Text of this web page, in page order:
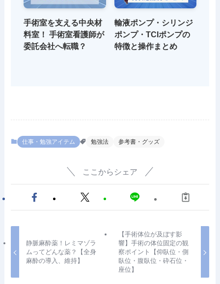
手術室を支える中央材
料室！ 手術室看護師が
委託会社へ転職？
輸液ポンプ・シリンジ
ポンプ・TCIポンプの
特徴と操作まとめ
仕事・勉強アイテム 勉強法 参考書・グッズ
ここからシェア
静脈麻酔薬！レミマゾラ
ムってどんな薬？【全身
麻酔の導入、維持】
【手術体位が及ぼす影
響】手術の体位固定の観
察ポイント【仰臥位・側
臥位・腹臥位・砕石位・
座位】